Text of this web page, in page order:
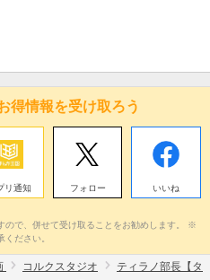
得情報を受け取ろう
リ通知 フォロー いいね
で、併せて受け取ることをお勧めします。 ※
ださい。
コルクスタジオ
ティラノ部長【タ